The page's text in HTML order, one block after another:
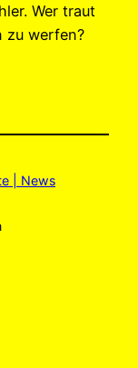
Wer traut
zu werfen?
| News